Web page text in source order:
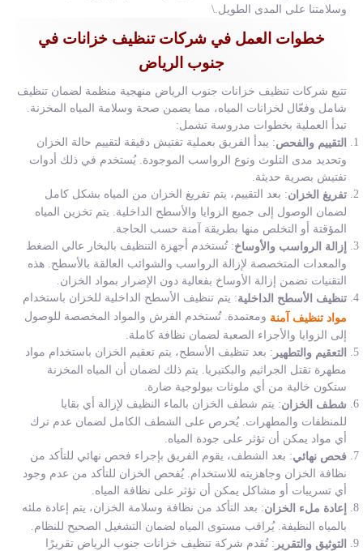
وسلامتنا على المدى الطويل.\
خطوات العمل في شركات تنظيف خزانات في
جنوب الرياض
تتبع شركات تنظيف خزانات جنوب الرياض منهجية منظمة لضمان تنظيف
شامل وفعّال لخزانات المياه، مما يضمن صحة وسلامة المياه المخزنة.
تبدأ العملية بخطوات مدروسة تشمل:
التقييم والفحص: يبدأ الفريق بعملية تفتيش دقيقة لتقييم حالة الخزان
وتحديد مدى التلوث ونوع الرواسب الموجودة. يُستخدم في ذلك أدوات
تفتيش بصرية حديثة.
تفريغ الخزان: بعد التقييم، يتم تفريغ الخزان من المياه بشكل كامل
لضمان الوصول إلى جميع الزوايا والأسطح الداخلية. يتم تخزين المياه
المؤقتة أو التخلص منها بطريقة آمنة حسب الحاجة.
إزالة الرواسب والأوساخ: تُستخدم أجهزة التنظيف بالبخار عالي الضغط
والمعدات المتخصصة لإزالة الرواسب والشوائب العالقة بالأسطح. هذه
التقنيات تضمن إزالة الأوساخ بفعالية دون الإضرار بمواد الخزان.
تنظيف الأسطح الداخلية: يتم تنظيف الأسطح الداخلية للخزان باستخدام
مواد تنظيف آمنة ومعتمدة. تُستخدم الفرش والمواد المخصصة للوصول
إلى الزوايا والأجزاء الصعبة لضمان نظافة كاملة.
التعقيم والتطهير : بعد تنظيف الأسطح، يتم تعقيم الخزان باستخدام مواد
مطهرة تقتل الجراثيم والبكتيريا. يتم ذلك لضمان أن المياه المخزنة
ستكون خالية من أي ملوثات بيولوجية ضارة.
شطف الخزان: يتم شطف الخزان بالماء النظيف لإزالة أي بقايا
للمنظفات والمطهرات. يُحرص على الشطف الكامل لضمان عدم ترك
أي مواد يمكن أن تؤثر على جودة المياه.
فحص نهائي: بعد الشطف، يقوم الفريق بإجراء فحص نهائي للتأكد من
نظافة الخزان وجاهزيته للاستخدام. يُفحص الخزان للتأكد من عدم وجود
أي تسريبات أو مشاكل يمكن أن تؤثر على نظافة المياه.
إعادة ملء الخزان: بعد التأكد من نظافة وسلامة الخزان، يتم إعادة ملئه
بالمياه النظيفة. يُراقب مستوى المياه لضمان التشغيل الصحيح للنظام.
التوثيق والتقرير : تُقدم شركة تنظيف خزانات جنوب الرياض تقريرًا